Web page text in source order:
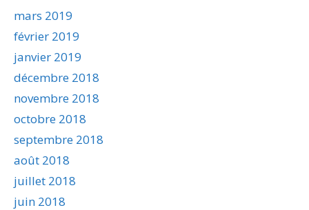
mars 2019
février 2019
janvier 2019
décembre 2018
novembre 2018
octobre 2018
septembre 2018
août 2018
juillet 2018
juin 2018